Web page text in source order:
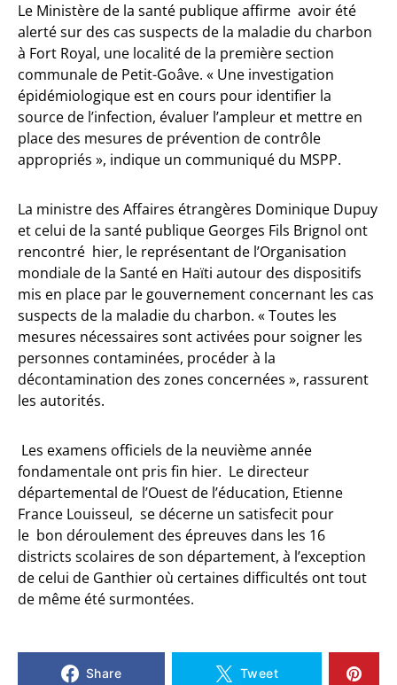
Le Ministère de la santé publique affirme avoir été
alerté sur des cas suspects de la maladie du charbon
à Fort Royal, une localité de la première section
communale de Petit-Goâve. « Une investigation
épidémiologique est en cours pour identifier la
source de l’infection, évaluer l’ampleur et mettre en
place des mesures de prévention de contrôle
appropriés », indique un communiqué du MSPP.
La ministre des Affaires étrangères Dominique Dupuy
et celui de la santé publique Georges Fils Brignol ont
rencontré hier, le représentant de l’Organisation
mondiale de la Santé en Haïti autour des dispositifs
mis en place par le gouvernement concernant les cas
suspects de la maladie du charbon. « Toutes les
mesures nécessaires sont activées pour soigner les
personnes contaminées, procéder à la
décontamination des zones concernées », rassurent
les autorités.
Les examens officiels de la neuvième année
fondamentale ont pris fin hier. Le directeur
départemental de l’Ouest de l’éducation, Etienne
France Louisseul, se décerne un satisfecit pour
le bon déroulement des épreuves dans les 16
districts scolaires de son département, à l’exception
de celui de Ganthier où certaines difficultés ont tout
de même été surmontées.
Share Tweet